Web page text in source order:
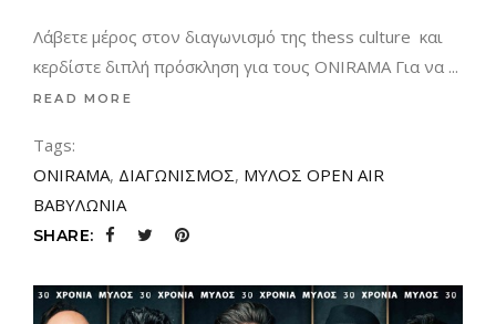
Λάβετε μέρος στον διαγωνισμό της thess culture και
κερδίστε διπλή πρόσκληση για τους ONIRAMA Για να
READ MORE
Tags:
ONIRAMA, ΔΙΑΓΩΝΙΣΜΟΣ, ΜΥΛΟΣ OPEN AIR
ΒΑΒΥΛΩΝΙΑ
SHARE: